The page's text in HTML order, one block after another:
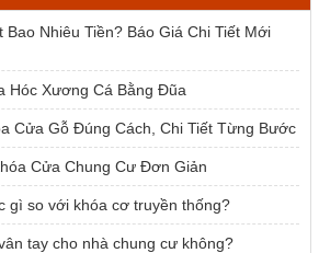
1.500.000 ₫.
Nhiêu Tiền? Báo Giá Chi Tiết Mới
Hóc Xương Cá Bằng Đũa
Cửa Gỗ Đúng Cách, Chi Tiết Từng Bước
Cửa Chung Cư Đơn Giản
gì so với khóa cơ truyền thống?
tay cho nhà chung cư không?